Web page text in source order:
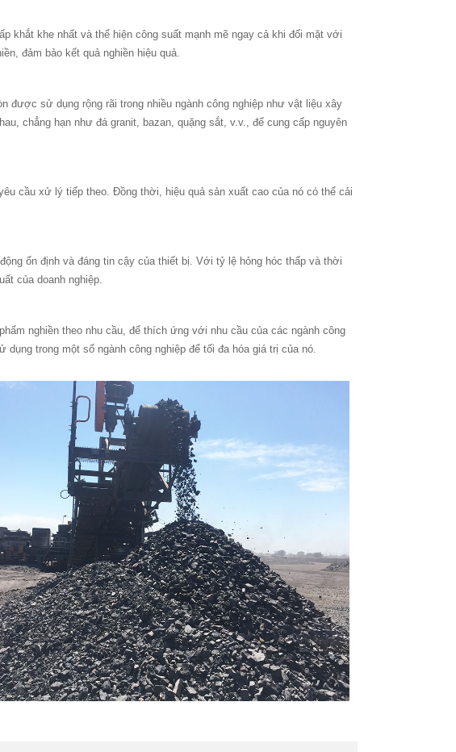
khắt khe nhất và thể hiện công suất mạnh mẽ ngay cả khi đối mặt với
đảm bảo kết quả nghiền hiệu quả.
được sử dụng rộng rãi trong nhiều ngành công nghiệp như vật liệu xây
chẳng hạn như đá granit, bazan, quặng sắt, v.v., để cung cấp nguyên
cầu xử lý tiếp theo. Đồng thời, hiệu quả sản xuất cao của nó có thể cải
ổn định và đáng tin cậy của thiết bị. Với tỷ lệ hỏng hóc thấp và thời
của doanh nghiệp.
nghiền theo nhu cầu, để thích ứng với nhu cầu của các ngành công
trong một số ngành công nghiệp để tối đa hóa giá trị của nó.